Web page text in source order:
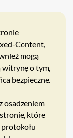
Content,
mogą
witrynę o tym,
bezpieczne.
osadzeniem
które
protokołu